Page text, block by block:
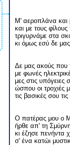
Μ' αεροπλάνα και
και με τους
τριγυρνάμε στα
κι όμως εσύ δε
Δε μας ακούς που
με φωνές
μες στις υπόγειες
ώσπου οι τροχιές
τις βασικές σου
Ο πατέρας μου ο
ήρθε απ' τη
κι έζησε πενήντα
σ' ένα κατώι